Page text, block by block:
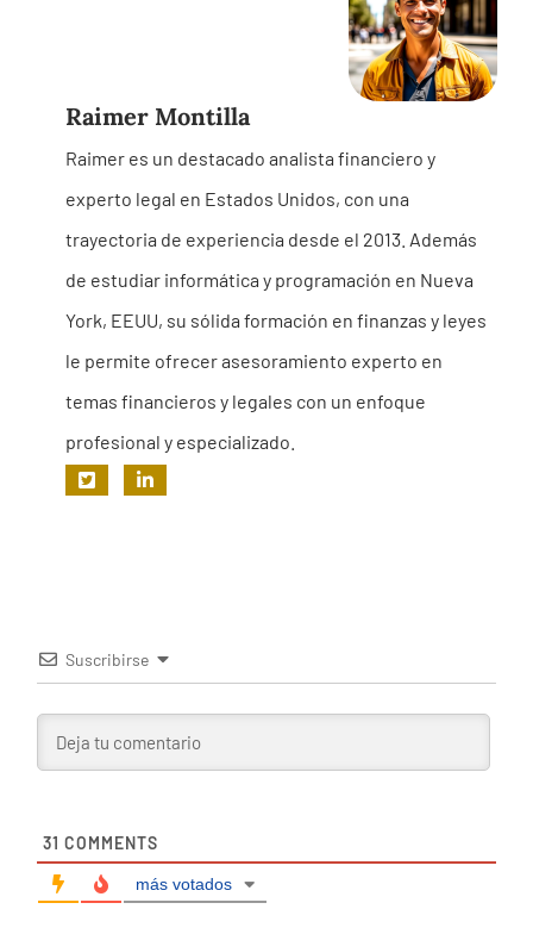
Raimer Montilla
Raimer es un destacado analista financiero y
experto legal en Estados Unidos, con una
trayectoria de experiencia desde el 2013. Además
de estudiar informática y programación en Nueva
York, EEUU, su sólida formación en finanzas y leyes
le permite ofrecer asesoramiento experto en
temas financieros y legales con un enfoque
profesional y especializado.
Suscribirse
31 COMMENTS
más votados